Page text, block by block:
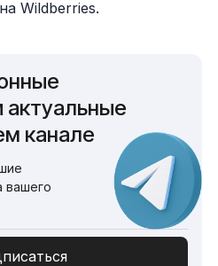
Wildberries.
канале
вашего